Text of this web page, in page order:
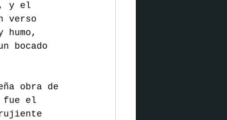
y el
verso
humo,
bocado
obra de
fue el